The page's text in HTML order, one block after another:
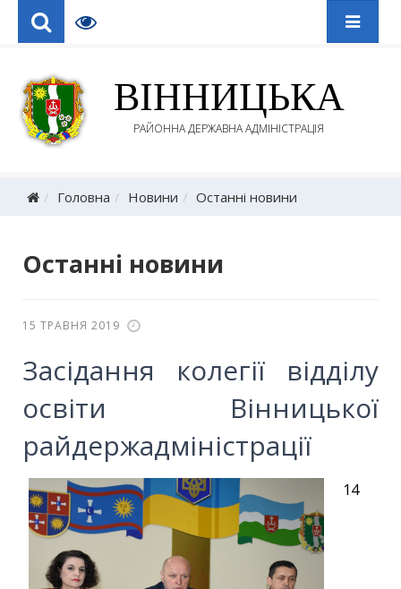
ВІННИЦЬКА
РАЙОННА ДЕРЖАВНА АДМІНІСТРАЦІЯ
Головна Новини Останні новини
Останні новини
15 ТРАВНЯ 2019
Засідання колегії відділу
освіти Вінницької
райдержадміністрації
14